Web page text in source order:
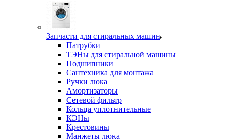
Запчасти для стиральных машин
Патрубки
ТЭНы для стиральной машины
Подшипники
Сантехника для монтажа
Ручки люка
Амортизаторы
Сетевой фильтр
Кольца уплотнительные
КЭНы
Крестовины
Манжеты люка